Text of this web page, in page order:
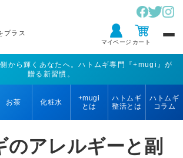
プラス
マイページ カート
から輝くあなたへ。ハトムギ専門『+mugi』が
贈る新習慣。
お茶 化粧水
+mugi
とは
ハトムギ
整活とは
ハトムギ
コラム
のアレルギーと副